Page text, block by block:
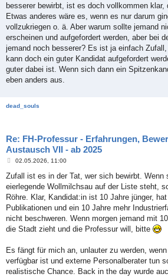
besserer bewirbt, ist es doch vollkommen klar,
Etwas anderes wäre es, wenn es nur darum
vollzukriegen o. ä. Aber warum sollte jemand
erscheinen und aufgefordert werden, aber bei
jemand noch besserer? Es ist ja einfach
kann doch ein guter Kandidat aufgefordert
guter dabei ist. Wenn sich dann ein
eben anders aus.
dead_souls
Re: FH-Professur - Erfahrungen,
Austausch VII - ab 2025
B
i
r
a
02.05.2026, 11:00
Zufall ist es in der Tat, wer sich bewirbt. Wenn
eierlegende Wollmilchsau auf der Liste steht,
Röhre. Klar, Kandidat:in ist 10 Jahre jünger,
Publikationen und ein 10 Jahre mehr
nicht beschweren. Wenn morgen jemand mit
die Stadt zieht und die Professur will, bitte
Es fängt für mich an, unlauter zu werden,
verfügbar ist und externe Personalberater tun
realistische Chance. Back in the day wurde